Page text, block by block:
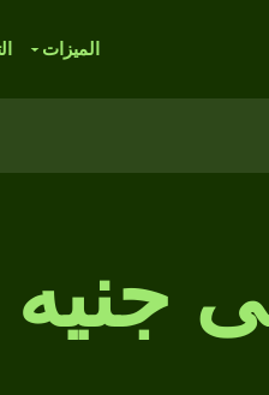
الميزات